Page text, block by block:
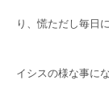
子供が生
り、慌ただし毎日
を大事に
イシスの様な事に